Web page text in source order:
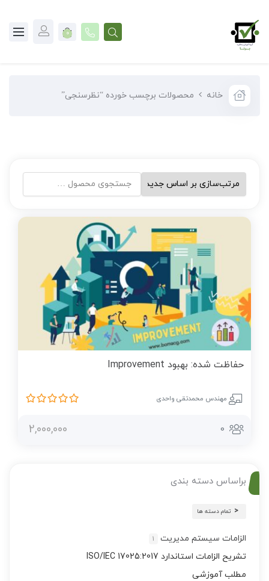
0
خانه محصولات برچسب خورده “نظرسنجی”
حفاظت شده: بهبود Improvement
مهندس محمدتقی واحدی
0
2,000,000
براساس دسته بندی
تمام دسته ها
الزامات سیستم مدیریت 1
تشریح الزامات استاندارد ISO/IEC 17025:2017
مطلب آموزشی